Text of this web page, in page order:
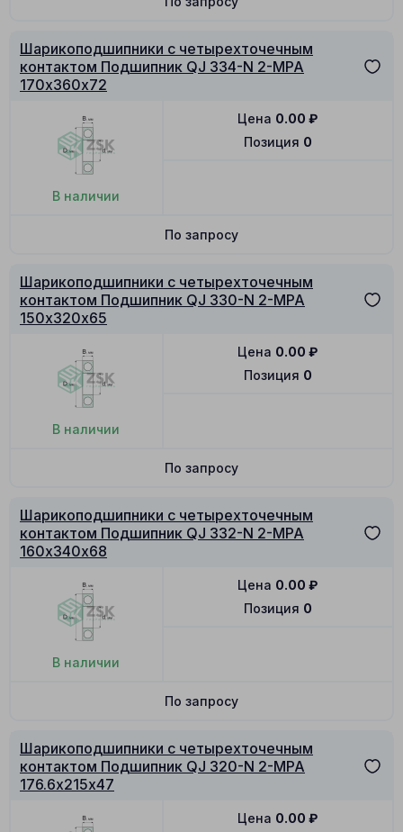
Шарикоподшипники с четырехточечным
контактом Подшипник QJ 334-N 2-MPA
170х360х72
В наличии
Позиция 0
Цена 0.00 ₽
По запросу
Шарикоподшипники с четырехточечным
контактом Подшипник QJ 330-N 2-MPA
150х320х65
В наличии
Позиция 0
Цена 0.00 ₽
По запросу
Шарикоподшипники с четырехточечным
контактом Подшипник QJ 332-N 2-MPA
160х340х68
В наличии
Позиция 0
Цена 0.00 ₽
По запросу
Шарикоподшипники с четырехточечным
контактом Подшипник QJ 320-N 2-MPA
176.6х215х47
Цена 0.00 ₽